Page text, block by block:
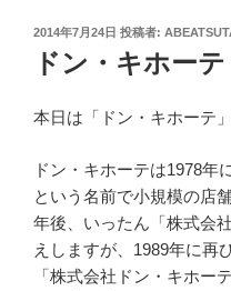
投
稿
2014年7月24日 投稿者:
ドン・キホーテ
本日は「ドン・キホーテ
ドン・キホーテは1978年
という名前で小規模の店
年後、いったん「株式会
えしますが、1989年に再
「株式会社ドン・キホー